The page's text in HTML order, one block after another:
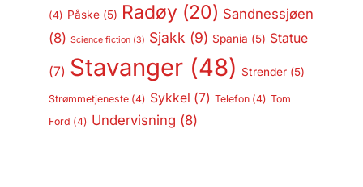
(4) Påske(5) Radøy(20) Sandnessjøen
(8) Science fiction(3) Sjakk (9) Spania (5) Statue
(7) Stavanger(48) Strender(5)
Strømmetjeneste(4) Sykkel (7) Telefon(4) Tom
Ford (4) Undervisning (8)